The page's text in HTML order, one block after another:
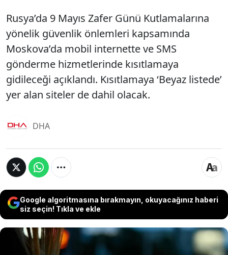
Rusya’da 9 Mayıs Zafer Günü Kutlamalarına
yönelik güvenlik önlemleri kapsamında
Moskova’da mobil internette ve SMS
gönderme hizmetlerinde kısıtlamaya
gidileceği açıklandı. Kısıtlamaya ‘Beyaz listede’
yer alan siteler de dahil olacak.
DHA
Google algoritmasına bırakmayın, okuyacağınız haberi
siz seçin! Tıkla ve ekle